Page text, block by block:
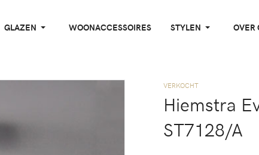
GLAZEN WOONACCESSOIRES STYLEN OVER
VERKOCHT
Hiemstra
ST7128/A